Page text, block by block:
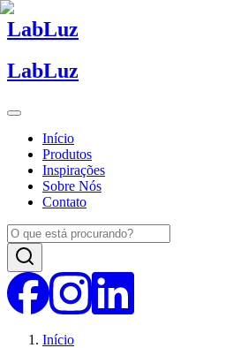
LabLuz
LabLuz
Início
Produtos
Inspirações
Sobre Nós
Contato
Início